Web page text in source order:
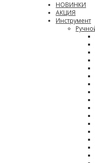
НОВИНКИ
АКЦИЯ
Инструмент